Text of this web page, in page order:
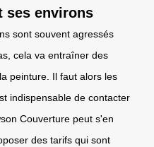
ses environs
sont souvent agressés
cela va entraîner des
peinture. Il faut alors les
indispensable de contacter
Couverture peut s'en
des tarifs qui sont